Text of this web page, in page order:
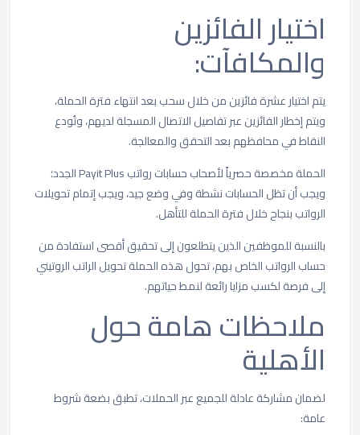
اختيار الفائزين
والمكافآت:
يتم اختيار عشرة فائزين من خلال سحب بعد انتهاء فترة الحملة،
ويتم إخطار الفائزين عبر تفاصيل الاتصال المسجلة لديهم، وتُودع
النقاط في محافظهم بعد التحقق والمعالجة.
الحملة مخصصة حصرياً لأصحاب حسابات رواتب Payit Plus الجدد؛
ويجب أن تظل الحسابات نشطة وفي وضع جيد، ويجب إتمام تحويلات
الرواتب بنجاح خلال فترة الحملة للتأهل.
بالنسبة للموظفين الذين يتطلعون إلى تحقيق أقصى استفادة من
حساب الرواتب الخاص بهم، تحول هذه الحملة تحويل الراتب الروتيني
إلى فرصة لكسب مزايا رائعة لنمط حياتهم.
ملاحظات هامة حول
الأهلية
لضمان مشاركة عادلة للجميع عبر الحملات، تطبق بضعة شروط
عامة: